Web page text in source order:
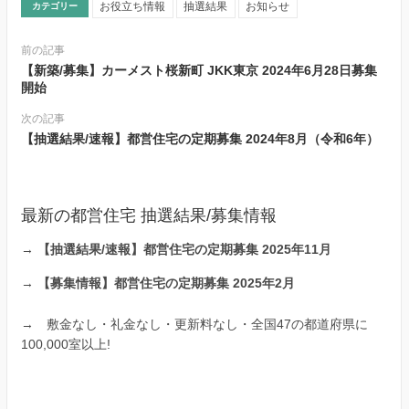
カテゴリー お役立ち情報 抽選結果 お知らせ
前の記事
【新築/募集】カーメスト桜新町 JKK東京 2024年6月28日募集
開始
次の記事
【抽選結果/速報】都営住宅の定期募集 2024年8月（令和6年）
最新の都営住宅 抽選結果/募集情報
→ 【抽選結果/速報】都営住宅の定期募集 2025年11月
→ 【募集情報】都営住宅の定期募集 2025年2月
→ 敷金なし・礼金なし・更新料なし・全国47の都道府県に
100,000室以上!